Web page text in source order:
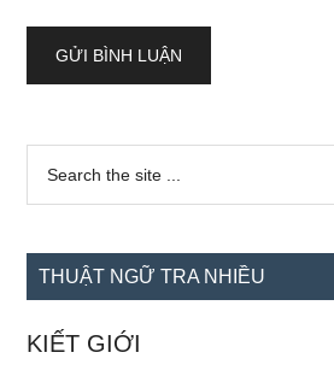
Sidebar
chính
...
THUẬT NGỮ TRA NHIỀU
KIẾT GIỚI